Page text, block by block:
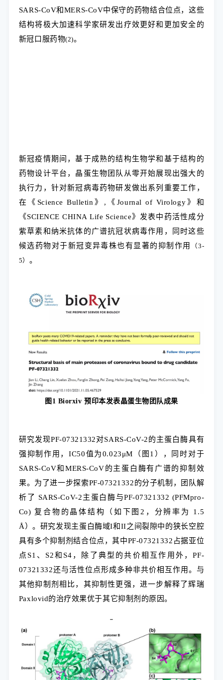
SARS-CoV和MERS-CoV中保守的药物结合位点，这些
结构将极大加速科学家研发出疗效更好和更加安全的
新冠口服药物(2)。
新冠疫情期间，基于成熟的结构生物学和基于结构的
药物设计平台，晶蛋生物团队从零开始展现出强大的
执行力，针对新冠病毒药物研发做出系列重要工作，
在《Science Bulletin》,《Journal of Virology》和
《SCIENCE CHINA Life Science》发表中药活性成分
紫草素和纳米抗体的广谱抗冠状病毒作用，同时这些
候选药物对于新冠变异毒株也有显著的抑制作用
（3-
5）。
图 1 Biorxiv 预印本发表晶蛋生物团队成果
研究发现PF-07321332对SARS-CoV-2的主蛋白酶具有
强抑制作用，IC50值为0.023μM（图1），同时对于
SARS-CoV和MERS-CoV的主蛋白酶有广谱的抑制效
果。为了进一步探索PF-07321332的分子机制，团队解
析了 SARS-CoV-2主蛋白酶与PF-07321332 (PFMpro-
Co) 复合物的晶体结构（如下图2，分辨率为 1.5
Å）。研究发现主蛋白酶域I和II之间裂隙中的狭长空腔
具有多个抑制剂结合位点，其中PF-07321332占据亚位
点S1、S2和S4，除了典型的共价相互作用外，PF-
07321332还与活性位点形成多种非共价相互作用。与
其他抑制剂相比，其抑制性更强，进一步解释了辉瑞
Paxlovid的治疗效果优于其它抑制剂的原因。
-